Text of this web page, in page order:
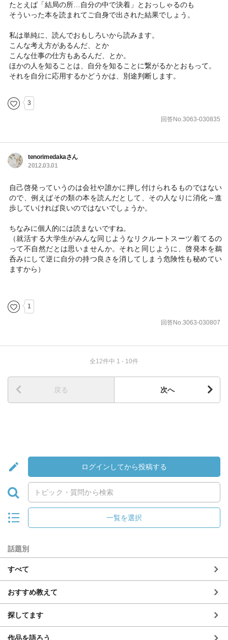
たとえば「結局の所…自分の中で決着」とおっしゃるのも
そういった本を読まれてご自身で出された結果でしょう。
私は単純に、読んでおもしろいから読みます。
こんな考え方があるんだ、とか
こんな仕事の仕方もあるんだ、とか。
ほかの人を知ることは、自分を知ることに繋がるかとおもって。
それを自分に応用するかどうかは、別途判断します。
3
回答No.3063-030835
tenorimedakaさん
2012.03.01
自己啓発っていうのは会社や誰かに押し付けられるものではない
ので、例えばその類の本を読んだとして、その人なりに消化～進
歩していければ良いのではないでしょうか。
ちなみに個人的には読まないですね。
（就活する大学生がみんな同じようなリクルートスーツ着てるの
って不自然だとは思いませんか。それと同じように、啓発本を鵜
呑みにして逆に自分の持つ良さを消してしまう危険性も秘めてい
ますから）
1
回答No.3063-030807
全12件中 1 - 10件
戻る 次へ
ログインしてから投稿する
一覧を選択
話題別
すべて
おすすめ教えて
探してます
作品を語ろう